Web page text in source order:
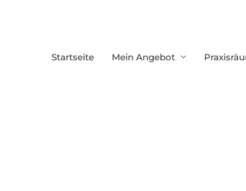
Startseite Mein Angebot